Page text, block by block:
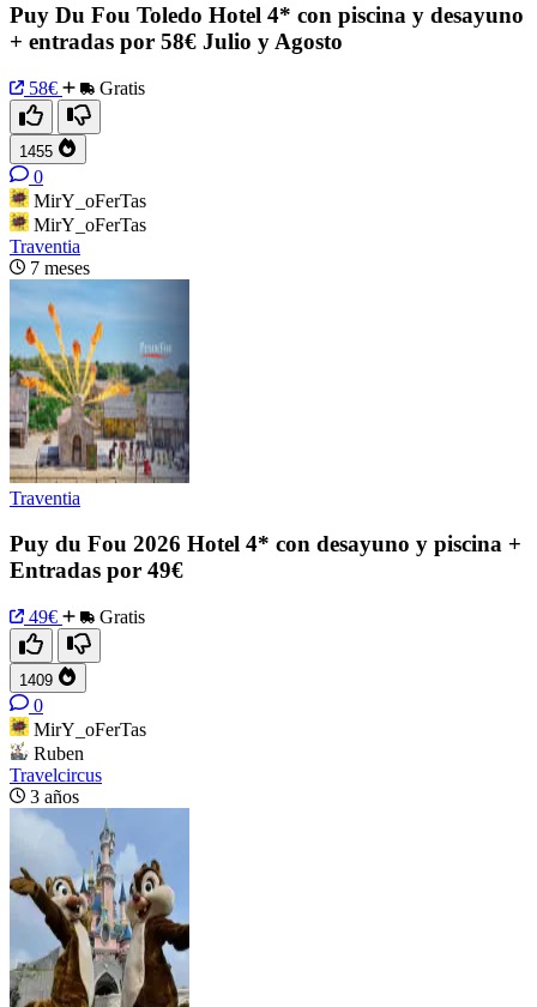
Puy Du Fou Toledo Hotel 4* con piscina y desayuno
+ entradas por 58€ Julio y Agosto
58€ Gratis
1455
0
MirY_oFerTas
MirY_oFerTas
Traventia
7 meses
Traventia
Puy du Fou 2026 Hotel 4* con desayuno y piscina +
Entradas por 49€
49€ Gratis
1409
0
MirY_oFerTas
Ruben
Travelcircus
3 años